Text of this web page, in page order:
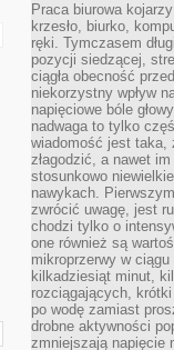
Praca biurowa
krzesło, biurko,
ręki. Tymczasem
pozycji siedzącej,
ciągła obecność
niekorzystny wpływ
napięciowe bóle
nadwaga to tylko
wiadomość jest taka,
złagodzić, a nawet
stosunkowo
nawykach.
zwrócić uwagę, jest
chodzi tylko o
one również są
mikroprzerwy w
kilkadziesiąt minut,
rozciągających,
po wodę zamiast
drobne aktywności
zmniejszają napięcie